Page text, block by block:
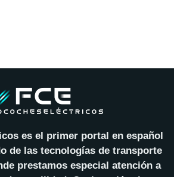
es el primer portal en español
de las tecnologías de transporte
prestamos especial atención a